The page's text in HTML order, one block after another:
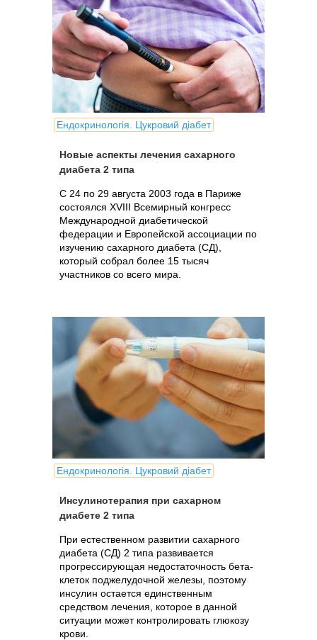
Ендокринологія. Цукровий діабет
Новые аспекты лечения сахарного
диабета 2 типа
C 24 по 29 августа 2003 года в Париже
состоялся XVIII Всемирный конгресс
Международной диабетической
федерации и Европейской ассоциации по
изучению сахарного диабета (СД),
который собрал более 15 тысяч
участников со всего мира.
Ендокринологія. Цукровий діабет
Инсулинотерапия при сахарном
диабете 2 типа
При естественном развитии сахарного
диабета (СД) 2 типа развивается
прогрессирующая недостаточность бета-
клеток поджелудочной железы, поэтому
инсулин остается единственным
средством лечения, которое в данной
ситуации может контролировать глюкозу
крови.